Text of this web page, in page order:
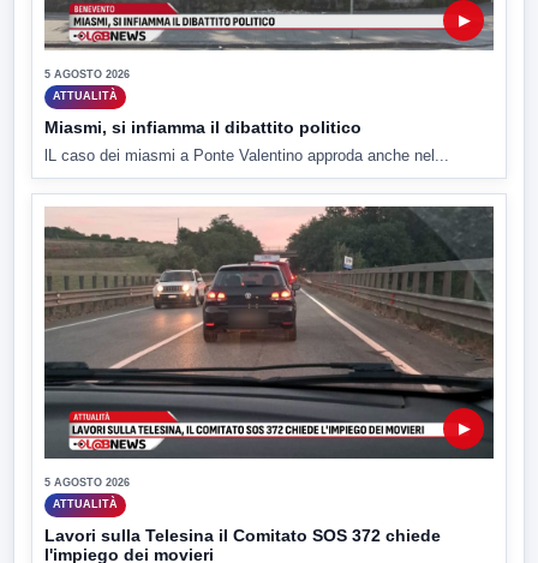
▶
5 AGOSTO 2026
ATTUALITÀ
Miasmi, si infiamma il dibattito politico
lL caso dei miasmi a Ponte Valentino approda anche nel...
▶
5 AGOSTO 2026
ATTUALITÀ
Lavori sulla Telesina il Comitato SOS 372 chiede
l'impiego dei movieri